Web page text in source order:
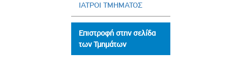
Ειδική Ετήσια Έκθεση
ΙΑΤΡΟΙ ΤΜΗΜΑΤΟΣ
Επιστροφή στην σελίδα
των Τμημάτων